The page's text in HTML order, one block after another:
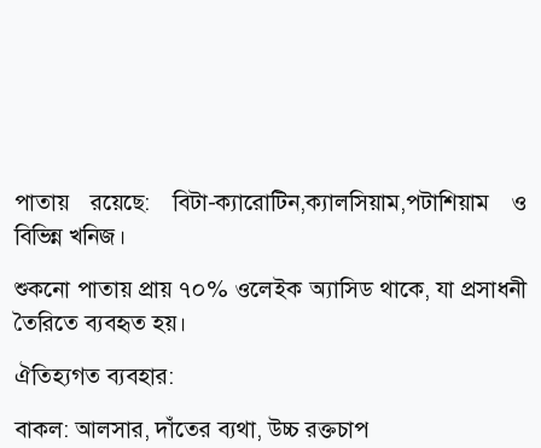
পাতায় রয়েছে: বিটা-ক্যারোটিন,ক্যালসিয়াম,পটাশিয়াম ও
বিভিন্ন খনিজ।
শুকনো পাতায় প্রায় ৭০% ওলেইক অ্যাসিড থাকে, যা প্রসাধনী
তৈরিতে ব্যবহৃত হয়।
ঐতিহ্যগত ব্যবহার:
বাকল: আলসার, দাঁতের ব্যথা, উচ্চ রক্তচাপ